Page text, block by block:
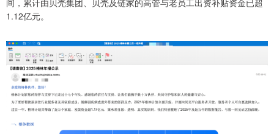
间，累计由贝壳集团、贝壳及链家的高管与老员工出资补贴资金已超
1.12亿元。